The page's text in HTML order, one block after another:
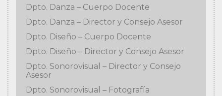
Dpto. Danza – Cuerpo Docente
Dpto. Danza – Director y Consejo Asesor
Dpto. Diseño – Cuerpo Docente
Dpto. Diseño – Director y Consejo Asesor
Dpto. Sonorovisual – Director y Consejo
Asesor
Dpto. Sonorovisual – Fotografía